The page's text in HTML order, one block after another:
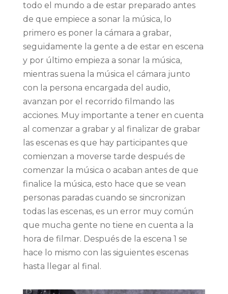
todo el mundo a de estar preparado antes
de que empiece a sonar la música, lo
primero es poner la cámara a grabar,
seguidamente la gente a de estar en escena
y por último empieza a sonar la música,
mientras suena la música el cámara junto
con la persona encargada del audio,
avanzan por el recorrido filmando las
acciones. Muy importante a tener en cuenta
al comenzar a grabar y al finalizar de grabar
las escenas es que hay participantes que
comienzan a moverse tarde después de
comenzar la música o acaban antes de que
finalice la música, esto hace que se vean
personas paradas cuando se sincronizan
todas las escenas, es un error muy común
que mucha gente no tiene en cuenta a la
hora de filmar. Después de la escena 1 se
hace lo mismo con las siguientes escenas
hasta llegar al final.